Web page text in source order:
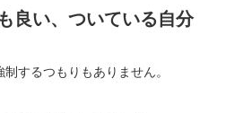
良い、ついている自分
するつもりもありません。